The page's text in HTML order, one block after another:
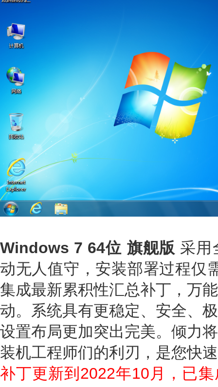
Windows 7 64位 旗舰版 采用
动无人值守，安装部署过程仅
集成最新累积性汇总补丁，万
动。系统具有更稳定、安全、
设置布局更加突出完美。倾力
装机工程师们的利刃，是您快
补丁更新到2022年10月，已